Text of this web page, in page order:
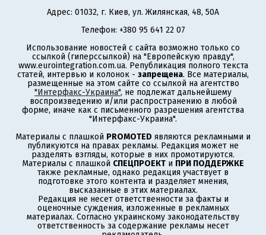
Адрес: 01032, г. Киев, ул. Жилянская, 48, 50А
Телефон: +380 95 641 22 07
Использование новостей с сайта возможно только со
ссылкой (гиперссылкой) на "Европейскую правду",
www.eurointegration.com.ua. Републикация полного текста
статей, интервью и колонок - запрещена. Все материалы,
размещенные на этом сайте со ссылкой на агентство
"Интерфакс-Украина", не подлежат дальнейшему
воспроизведению и/или распространению в любой
форме, иначе как с письменного разрешения агентства
"Интерфакс-Украина".
Материалы с плашкой PROMOTED являются рекламными и
публикуются на правах рекламы. Редакция может не
разделять взгляды, которые в них промотируются.
Материалы с плашкой СПЕЦПРОЕКТ и ПРИ ПОДДЕРЖКЕ
также рекламные, однако редакция участвует в
подготовке этого контента и разделяет мнения,
высказанные в этих материалах.
Редакция не несет ответственности за факты и
оценочные суждения, изложенные в рекламных
материалах. Согласно украинскому законодательству
ответственность за содержание рекламы несет